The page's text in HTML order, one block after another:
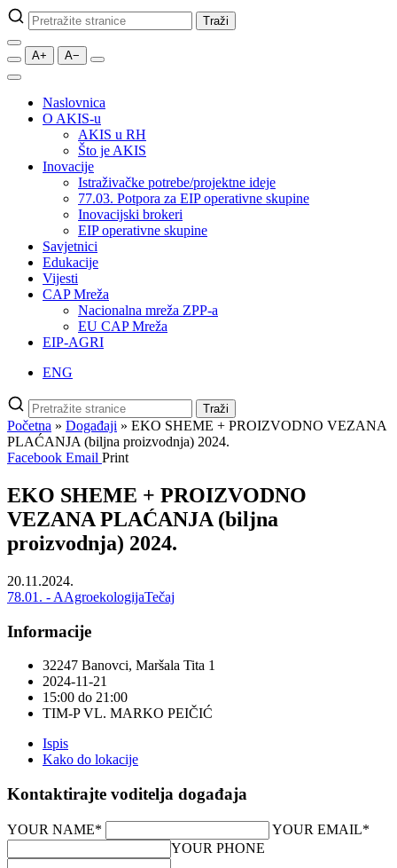
Pretraži
stranice
Traži
A+ A−
Naslovnica
O AKIS-u
AKIS u RH
Što je AKIS
Inovacije
Istraživačke potrebe/projektne ideje
77.03. Potpora za EIP operativne skupine
Inovacijski brokeri
EIP operativne skupine
Savjetnici
Edukacije
Vijesti
CAP Mreža
Nacionalna mreža ZPP-a
EU CAP Mreža
EIP-AGRI
ENG
Pretraži
stranice
Traži
Početna » Događaji » EKO SHEME + PROIZVODNO VEZANA
PLAĆANJA (biljna proizvodnja) 2024.
Facebook Email Print
EKO SHEME + PROIZVODNO
VEZANA PLAĆANJA (biljna
proizvodnja) 2024.
20.11.2024.
78.01. - AAgroekologijaTečaj
Informacije
32247 Banovci, Maršala Tita 1
2024-11-21
15:00 do 21:00
TIM-P VL. MARKO PEIČIĆ
Ispis
Kako do lokacije
Kontaktirajte voditelja događaja
YOUR NAME*
YOUR EMAIL*
YOUR PHONE